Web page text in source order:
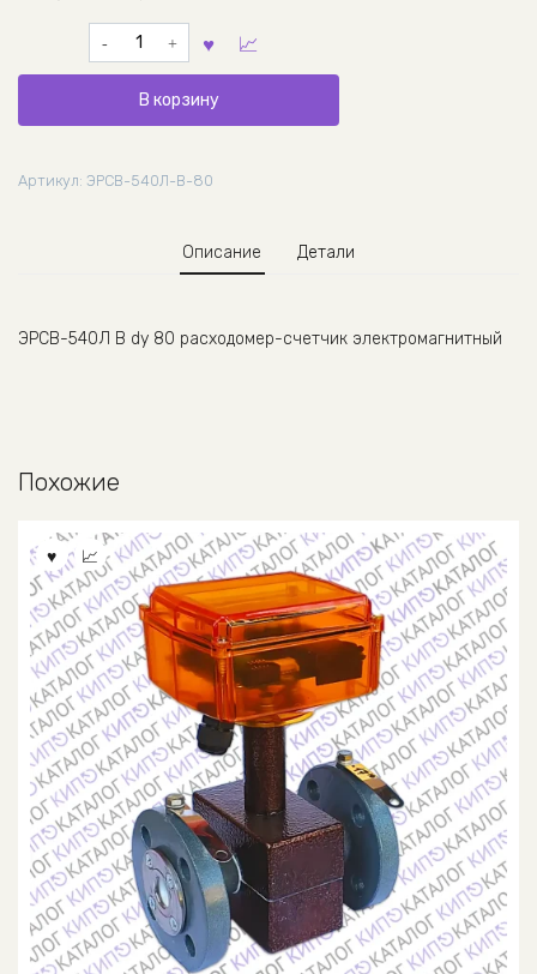
47500 ₽.
Количество
товара
счетчик
В
В корзину
Артикул: ЭРСВ-540Л-В-80
Описание Детали
ЭРСВ-540Л В dy 80 расходомер-счетчик электромагнитный
Похожие